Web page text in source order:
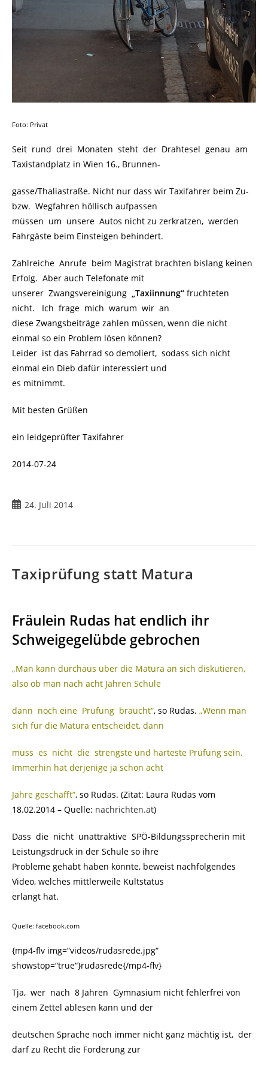
Foto: Privat
Seit rund drei Monaten steht der Drahtesel genau am
Taxistandplatz in Wien 16., Brunnen-
gasse/Thaliastraße. Nicht nur dass wir Taxifahrer beim Zu-
bzw. Wegfahren höllisch aufpassen
müssen um unsere Autos nicht zu zerkratzen, werden
Fahrgäste beim Einsteigen behindert.
Zahlreiche Anrufe beim Magistrat brachten bislang keinen
Erfolg. Aber auch Telefonate mit
unserer Zwangsvereinigung „Taxiinnung“ fruchteten
nicht. Ich frage mich warum wir an
diese Zwangsbeiträge zahlen müssen, wenn die nicht
einmal so ein Problem lösen können?
Leider ist das Fahrrad so demoliert, sodass sich nicht
einmal ein Dieb dafür interessiert und
es mitnimmt.
Mit besten Grüßen
ein leidgeprüfter Taxifahrer
2014-07-24
Beitrag
24. Juli 2014
Taxiprüfung statt Matura
Fräulein Rudas hat endlich ihr
Schweigegelübde gebrochen
„Man kann durchaus über die Matura an sich diskutieren,
also ob man nach acht Jahren Schule
dann noch eine Prüfung braucht“, so Rudas. „Wenn man
sich für die Matura entscheidet, dann
muss es nicht die strengste und härteste Prüfung sein.
Immerhin hat derjenige ja schon acht
Jahre geschafft“, so Rudas. (Zitat: Laura Rudas vom
18.02.2014 – Quelle: nachrichten.at)
Dass die nicht unattraktive SPÖ-Bildungssprecherin mit
Leistungsdruck in der Schule so ihre
Probleme gehabt haben könnte, beweist nachfolgendes
Video, welches mittlerweile Kultstatus
erlangt hat.
Quelle: facebook.com
{mp4-flv img=“videos/rudasrede.jpg“
showstop=“true“}rudasrede{/mp4-flv}
Tja, wer nach 8 Jahren Gymnasium nicht fehlerfrei von
einem Zettel ablesen kann und der
deutschen Sprache noch immer nicht ganz mächtig ist, der
darf zu Recht die Forderung zur